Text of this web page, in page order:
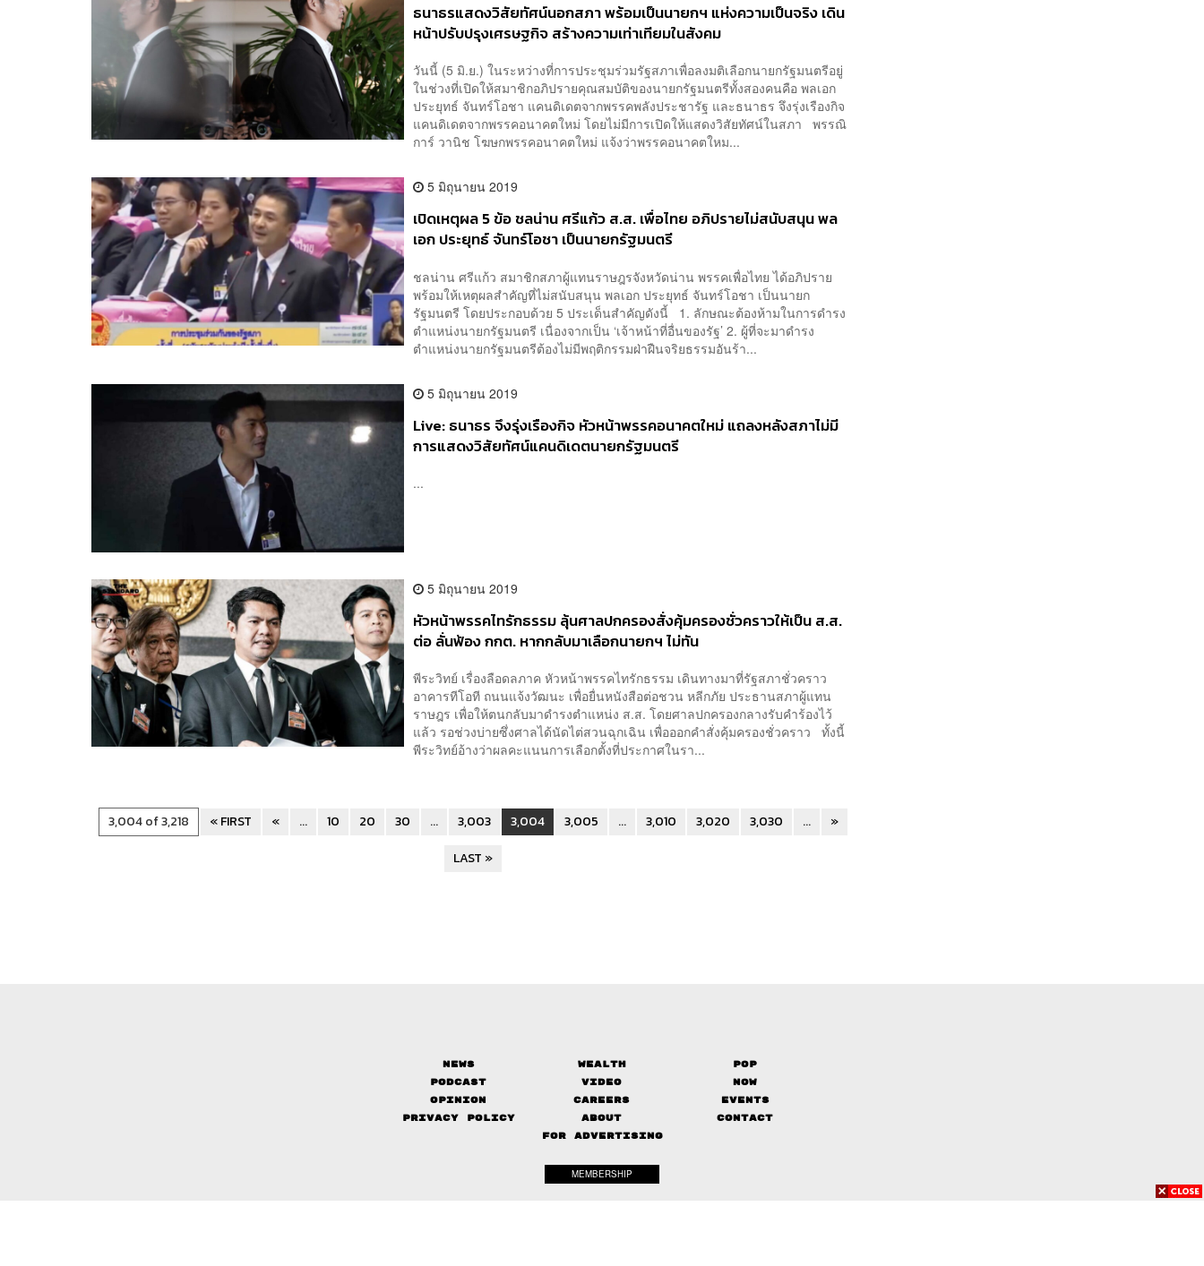
ธนาธรแสดงวิสัยทัศน์นอกสภา พร้อมเป็นนายกฯ แห่งความเป็นจริง เดิน
หน้าปรับปรุงเศรษฐกิจ สร้างความเท่าเทียมในสังคม
วันนี้ (5 มิ.ย.) ในระหว่างที่การประชุมร่วมรัฐสภาเพื่อลงมติเลือกนายกรัฐมนตรีอยู่
ในช่วงที่เปิดให้สมาชิกอภิปรายคุณสมบัติของนายกรัฐมนตรีทั้งสองคนคือ พลเอก
ประยุทธ์ จันทร์โอชา แคนดิเดตจากพรรคพลังประชารัฐ และธนาธร จึงรุ่งเรืองกิจ
แคนดิเดตจากพรรคอนาคตใหม่ โดยไม่มีการเปิดให้แสดงวิสัยทัศน์ในสภา พรรณิ
การ์ วานิช โฆษกพรรคอนาคตใหม่ แจ้งว่าพรรคอนาคตใหม...
5 มิถุนายน 2019
เปิดเหตุผล 5 ข้อ ชลน่าน ศรีแก้ว ส.ส. เพื่อไทย อภิปรายไม่สนับสนุน พล
เอก ประยุทธ์ จันทร์โอชา เป็นนายกรัฐมนตรี
ชลน่าน ศรีแก้ว สมาชิกสภาผู้แทนราษฎรจังหวัดน่าน พรรคเพื่อไทย ได้อภิปราย
พร้อมให้เหตุผลสำคัญที่ไม่สนับสนุน พลเอก ประยุทธ์ จันทร์โอชา เป็นนายก
รัฐมนตรี โดยประกอบด้วย 5 ประเด็นสำคัญดังนี้ 1. ลักษณะต้องห้ามในการดำรง
ตำแหน่งนายกรัฐมนตรี เนื่องจากเป็น ‘เจ้าหน้าที่อื่นของรัฐ’ 2. ผู้ที่จะมาดำรง
ตำแหน่งนายกรัฐมนตรีต้องไม่มีพฤติกรรมฝ่าฝืนจริยธรรมอันร้า...
5 มิถุนายน 2019
Live: ธนาธร จึงรุ่งเรืองกิจ หัวหน้าพรรคอนาคตใหม่ แถลงหลังสภาไม่มี
การแสดงวิสัยทัศน์แคนดิเดตนายกรัฐมนตรี
...
5 มิถุนายน 2019
หัวหน้าพรรคไทรักธรรม ลุ้นศาลปกครองสั่งคุ้มครองชั่วคราวให้เป็น ส.ส.
ต่อ ลั่นฟ้อง กกต. หากกลับมาเลือกนายกฯ ไม่ทัน
พีระวิทย์ เรื่องลือดลภาค หัวหน้าพรรคไทรักธรรม เดินทางมาที่รัฐสภาชั่วคราว
อาคารทีโอที ถนนแจ้งวัฒนะ เพื่อยื่นหนังสือต่อชวน หลีกภัย ประธานสภาผู้แทน
ราษฎร เพื่อให้ตนกลับมาดำรงตำแหน่ง ส.ส. โดยศาลปกครองกลางรับคำร้องไว้
แล้ว รอช่วงบ่ายซึ่งศาลได้นัดไต่สวนฉุกเฉิน เพื่อออกคำสั่งคุ้มครองชั่วคราว ทั้งนี้
พีระวิทย์อ้างว่าผลคะแนนการเลือกตั้งที่ประกาศในรา...
3,004 of 3,218 « FIRST « ... 10 20 30 ... 3,003 3,004 3,005 ... 3,010 3,020 3,030 ...
»
LAST »
News Wealth
Pop
Podcast
Video
Now
Opinion
Careers
Events
Privacy Policy
About
Contact
FOR ADVERTISING
MEMBERSHIP